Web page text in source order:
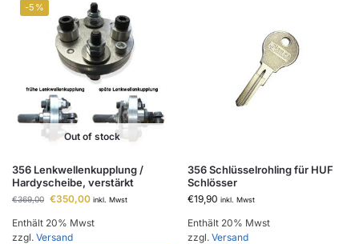
-5%
Out of stock
356 Lenkwellenkupplung /
Hardyscheibe, verstärkt
€369,00 €350,00 inkl. Mwst
Enthält 20% Mwst
zzgl. Versand
356 Schlüsselrohling für HUF
Schlösser
€19,90 inkl. Mwst
Enthält 20% Mwst
zzgl. Versand